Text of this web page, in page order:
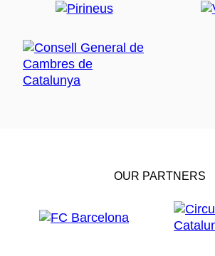
OUR PARTNERS